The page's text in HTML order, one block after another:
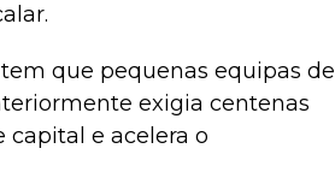
que pequenas equipas de
exigia centenas
capital e acelera o